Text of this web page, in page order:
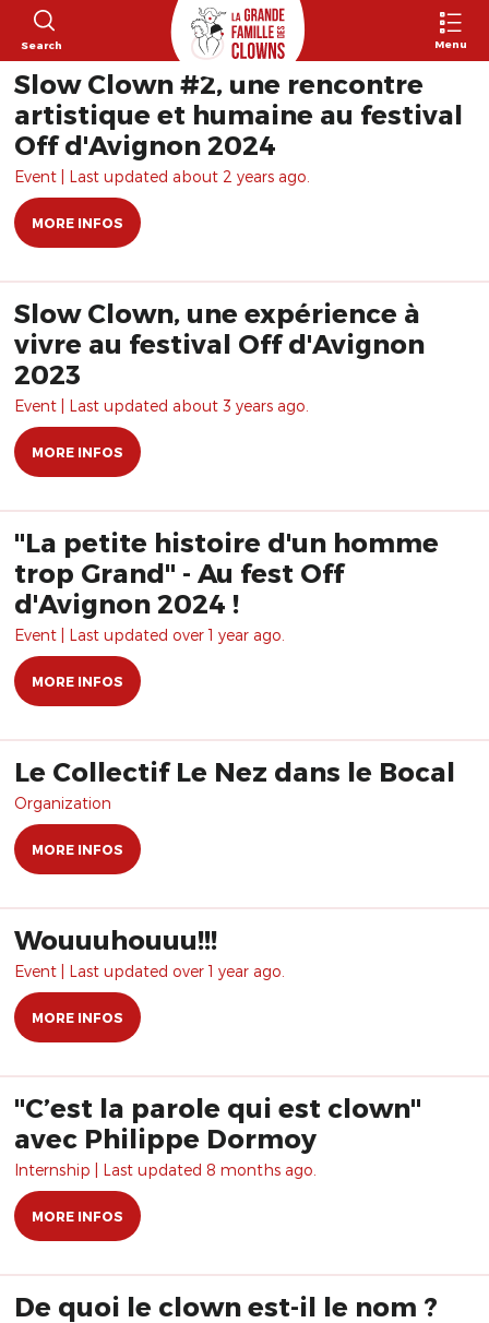
Search Menu
Slow Clown #2, une rencontre
artistique et humaine au festival
Off d'Avignon 2024
Event | Last updated about 2 years ago.
MORE INFOS
Slow Clown, une expérience à
vivre au festival Off d'Avignon
2023
Event | Last updated about 3 years ago.
MORE INFOS
"La petite histoire d'un homme
trop Grand" - Au fest Off
d'Avignon 2024 !
Event | Last updated over 1 year ago.
MORE INFOS
Le Collectif Le Nez dans le Bocal
Organization
MORE INFOS
Wouuuhouuu!!!
Event | Last updated over 1 year ago.
MORE INFOS
"C’est la parole qui est clown"
avec Philippe Dormoy
Internship | Last updated 8 months ago.
MORE INFOS
De quoi le clown est-il le nom ?